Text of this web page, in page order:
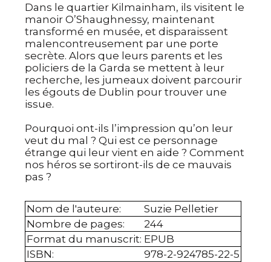
Dans le quartier Kilmainham, ils visitent le
manoir O’Shaughnessy, maintenant
transformé en musée, et disparaissent
malencontreusement par une porte
secrète. Alors que leurs parents et les
policiers de la Garda se mettent à leur
recherche, les jumeaux doivent parcourir
les égouts de Dublin pour trouver une
issue.
Pourquoi ont-ils l’impression qu’on leur
veut du mal ? Qui est ce personnage
étrange qui leur vient en aide ? Comment
nos héros se sortiront-ils de ce mauvais
pas ?
Nom de l'auteure:
Suzie Pelletier
Nombre de pages:
244
Format du manuscrit: EPUB
ISBN:
978-2-924785-22-5